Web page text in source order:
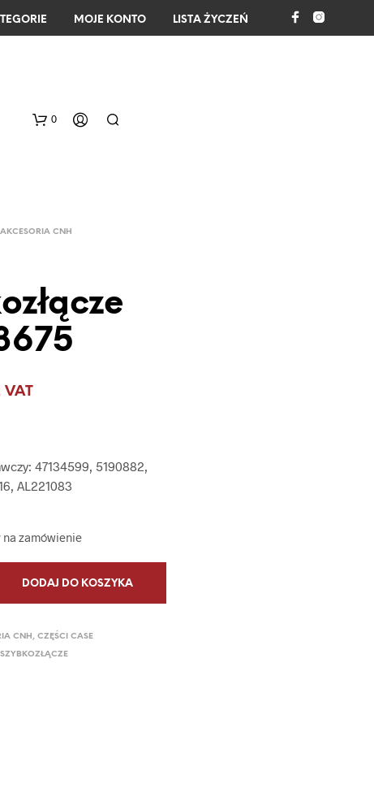
MOJE KONTO LISTA ŻYCZEŃ
0
B
T
O
K
.
AKCESORIA CNH
VAT
47134599, 5190882,
AL221083
zamówienie
DODAJ DO KOSZYKA
CNH ,CZĘŚCI CASE